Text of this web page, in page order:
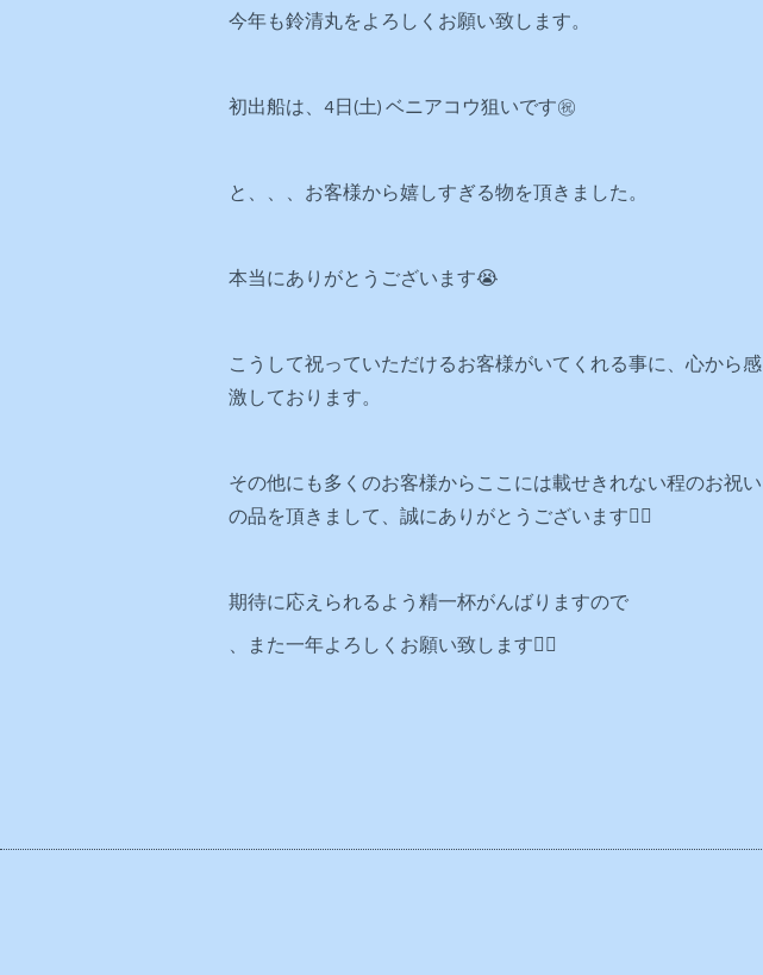
今年も鈴清丸をよろしくお願い致します。
初出船は、4日(土) ベニアコウ狙いです㊗️
と、、、お客様から嬉しすぎる物を頂きました。
本当にありがとうございます😭
こうして祝っていただけるお客様がいてくれる事に、心から感
激しております。
その他にも多くのお客様からここには載せきれない程のお祝い
の品を頂きまして、誠にありがとうございます🙇‍♂️
期待に応えられるよう精一杯がんばりますので
、また一年よろしくお願い致します🙇‍♂️